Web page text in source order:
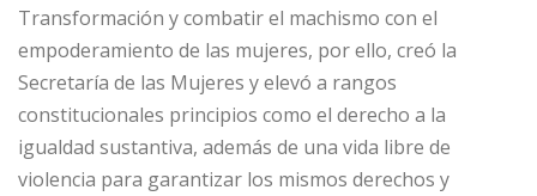
Transformación y combatir el machismo con el
empoderamiento de las mujeres, por ello, creó la
Secretaría de las Mujeres y elevó a rangos
constitucionales principios como el derecho a la
igualdad sustantiva, además de una vida libre de
violencia para garantizar los mismos derechos y